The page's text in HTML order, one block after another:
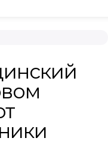
00-03
00-03
00-03
Берестейский, 121-Б
17:00 ВТ-СБ